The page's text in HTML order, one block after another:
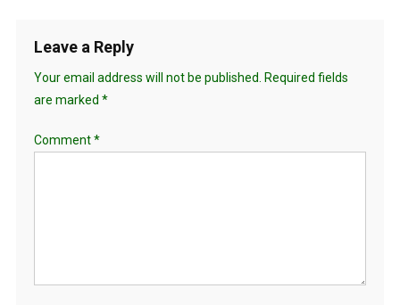
Leave a Reply
Your email address will not be published.
Required fields
are marked *
Comment*